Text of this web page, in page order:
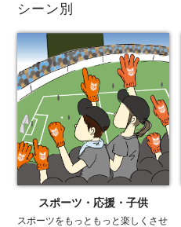
シーン別
スポーツ・応援・子供
スポーツをもっともっと楽しくさせ